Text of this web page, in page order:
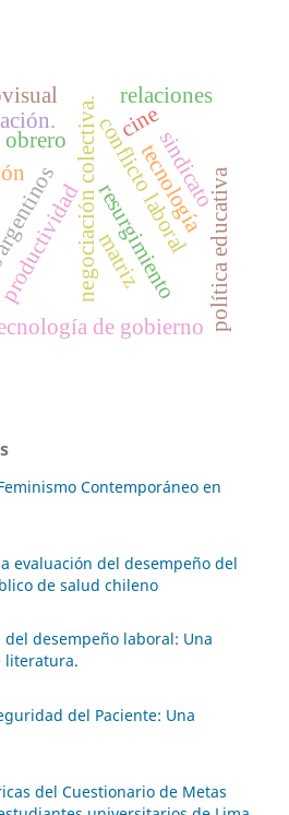
resurgimiento
conflicto laboral
negociación colectiva.
de gobiernopolítica educativa
tecnología
cine
matriz
sindicato
relaciones
Contemporáneo en
evaluación del desempeño del
de salud chileno
desempeño laboral: Una
literatura.
del Paciente: Una
del Cuestionario de Metas